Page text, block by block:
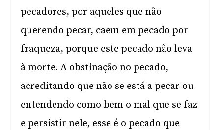
pecadores, por aqueles que não
querendo pecar, caem em pecado por
fraqueza, porque este pecado não leva
à morte. A obstinação no pecado,
acreditando que não se está a pecar ou
entendendo como bem o mal que se faz
e persistir nele, esse é o pecado que